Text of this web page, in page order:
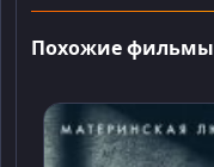
Похожие фильмы